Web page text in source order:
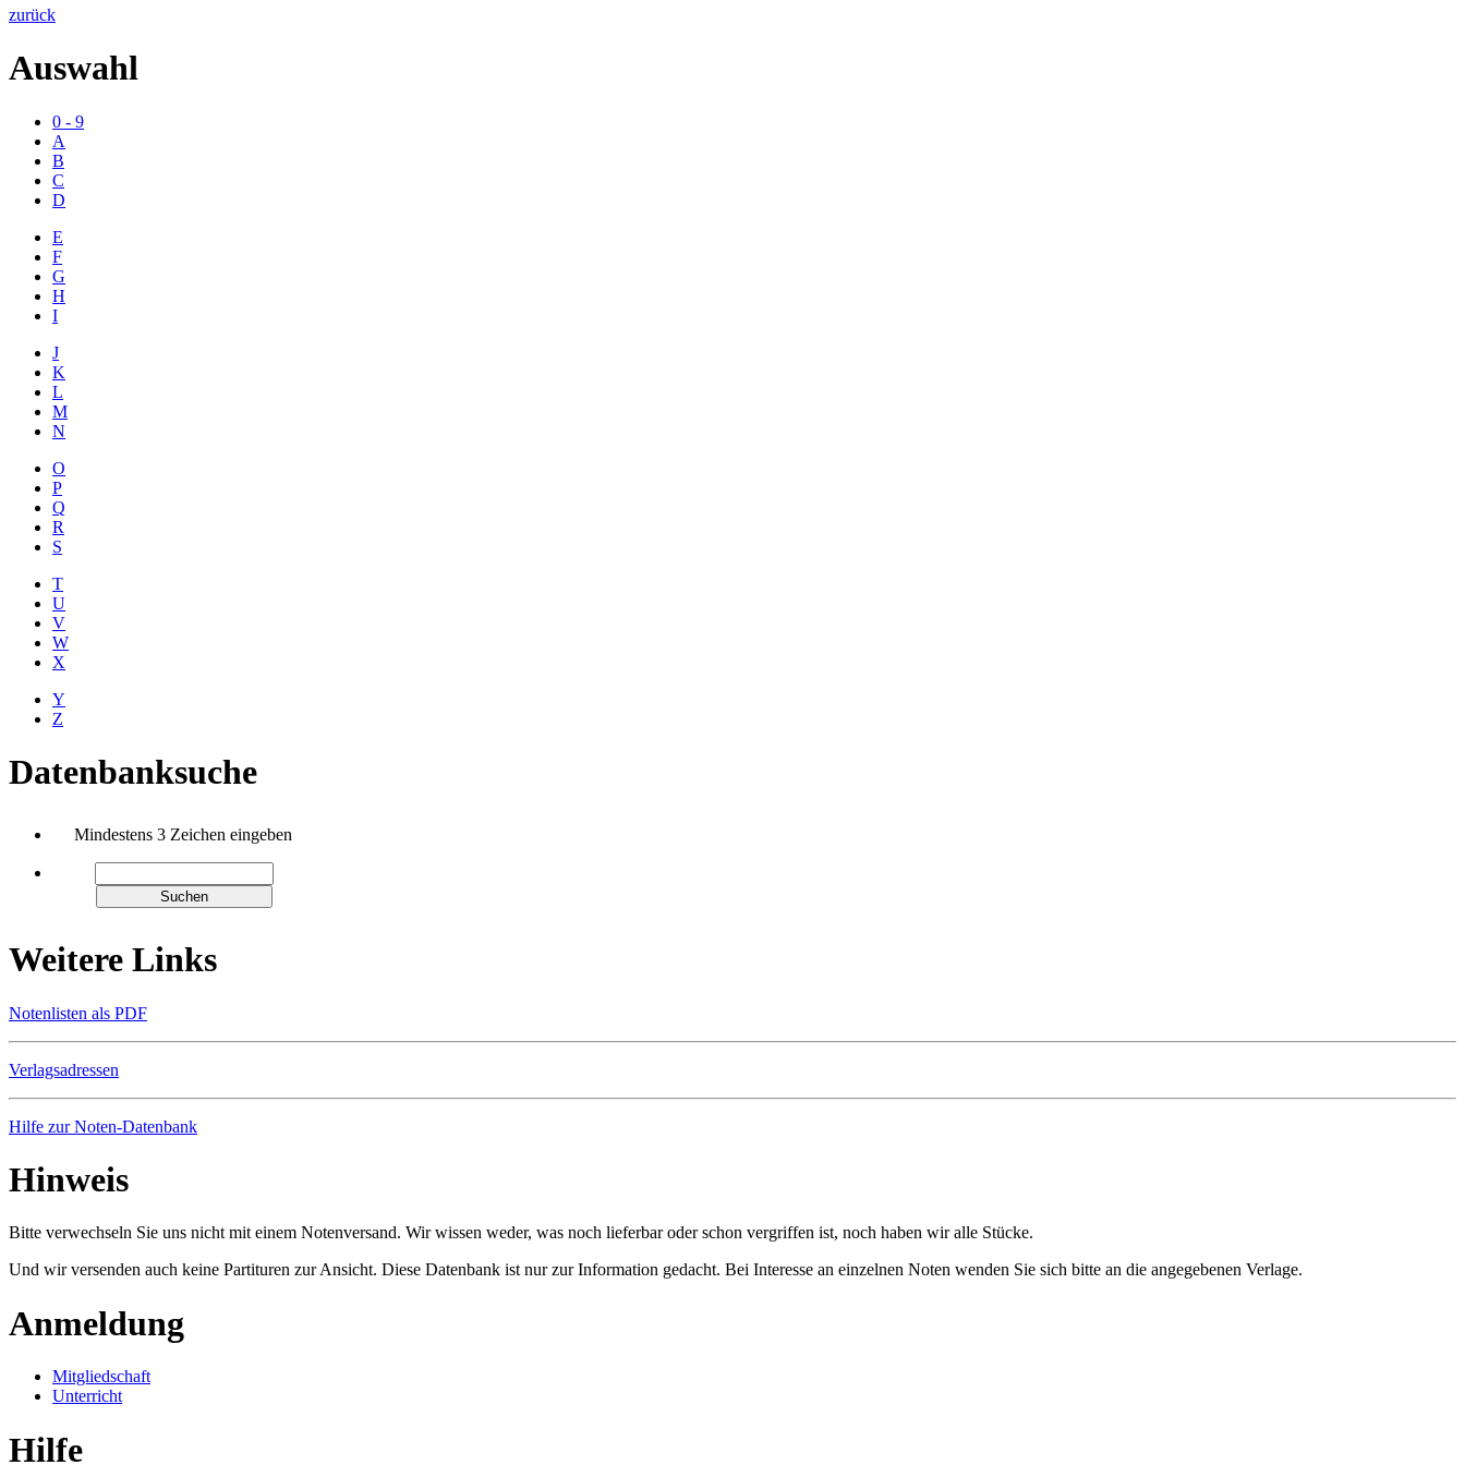
zurück
Auswahl
0 - 9
A
B
C
D
E
F
G
H
I
J
K
L
M
N
O
P
Q
R
S
T
U
V
W
X
Y
Z
Datenbanksuche
Mindestens 3 Zeichen eingeben
Weitere Links
Notenlisten als PDF
Verlagsadressen
Hilfe zur Noten-Datenbank
Hinweis
Bitte verwechseln Sie uns nicht mit einem Notenversand. Wir wissen weder, was noch lieferbar oder schon vergriffen ist, noch haben wir alle Stücke.
Und wir versenden auch keine Partituren zur Ansicht. Diese Datenbank ist nur zur Information gedacht. Bei Interesse an einzelnen Noten wenden Sie sich bitte an die angegebenen Verlage.
Anmeldung
Mitgliedschaft
Unterricht
Hilfe